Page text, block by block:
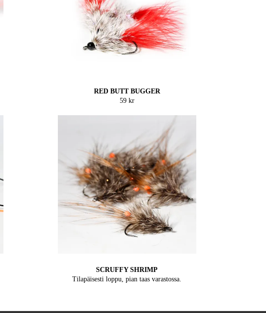
RED BUTT BUGGER
59 kr
SCRUFFY SHRIMP
Tilapäisesti loppu, pian taas varastossa.